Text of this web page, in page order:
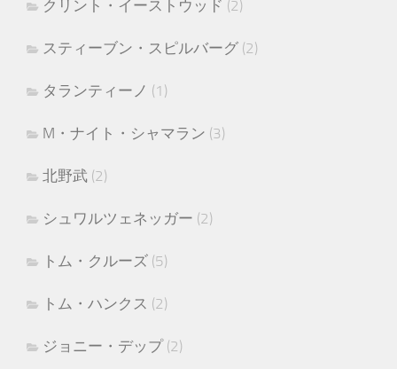
クリント・イーストウッド (2)
スティーブン・スピルバーグ (2)
タランティーノ (1)
M・ナイト・シャマラン (3)
北野武 (2)
シュワルツェネッガー (2)
トム・クルーズ (5)
トム・ハンクス (2)
ジョニー・デップ(2)